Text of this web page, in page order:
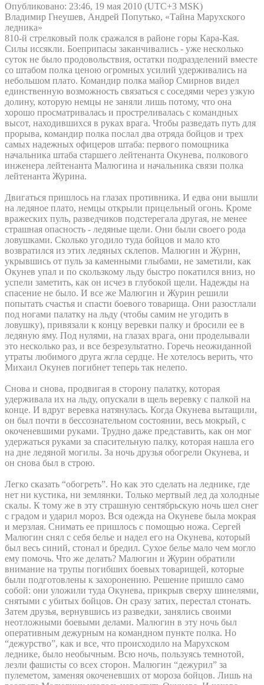
Опубликовано: 23:46, 19 мая 2010 (UTC+3 MSK)
Владимир Гнеушев, Андрей Попутько, «Тайна Марухского
ледника»
810-й стрелковый полк сражался в районе горы Кара-Кая.
Силы иссякли. Боеприпасы заканчивались - уже несколько
суток не было продовольствия, остатки подразделений вместе
со штабом полка ценою огромных усилий удерживались на
небольшом плато. Командир полка майор Смирнов видел
единственную возможность связаться с соседями через узкую
долину, которую немцы не заняли лишь потому, что она
хорошо просматривалась и простреливалась с командных
высот, находившихся в руках врага. Чтобы разведать путь для
прорыва, командир полка послал два отряда бойцов и трех
самых надежных офицеров штаба: первого помощника
начальника штаба старшего лейтенанта Окунева, полкового
инженера лейтенанта Малюгина и начальника связи полка
лейтенанта Журина.
Двигаться пришлось на глазах противника. И едва они вышли
на ледяное плато, немцы открыли прицельный огонь. Кроме
вражеских пуль, разведчиков подстерегала другая, не менее
страшная опасность - ледяные щели. Они были своего рода
ловушками. Сколько угодило туда бойцов и мало кто
возвратился из этих ледяных склепов. Малюгин и Журнн,
укрывшись от пуль за каменными глыбами, не заметили, как
Окунев упал и по скользкому льду быстро покатился вниз, но
успели заметить, как он исчез в глубокой щели. Надежды на
спасение не было. И все же Малюгин и Журин решили
попытать счастья и спасти боевого товарища. Они разостлали
под ногами палатку на льду (чтобы самим не угодить в
ловушку), привязали к концу веревки палку и бросили ее в
ледяную яму. Под нулями, на глазах врага, они проделывали
это несколько раз, и все безрезультатно. Горечь неожиданной
утраты любимого друга жгла сердце. Не хотелось верить, что
Михаил Окунев погибнет теперь так нелепо.
Снова и снова, продвигая в сторону палатку, которая
удерживала их на льду, опускали в щель веревку с палкой на
конце. И вдруг веревка натянулась. Когда Окунева вытащили,
он был почти в бессознательном состоянии, весь мокрый, с
окоченевшими руками. Трудно даже представить, как он мог
удержаться руками за спасительную палку, которая нашла его
на дне ледяной могилы. За ночь друзья обогрели Окунева, и
он снова был в строю.
Легко сказать “обогреть”. Но как это сделать на леднике, где
нет ни кустика, ни землянки. Только мертвый лед да холодные
скалы. К тому же в эту страшную сентябрьскую ночь шел снег
с градом и ударил мороз. Вся одежда на Окуневе была мокрая
и мерзлая. Снимать ее пришлось с помощью ножа. Сергей
Малюгин снял с себя белье и надел его на Окунева, который
был весь синий, стонал и бредил. Сухое белье мало чем могло
ему помочь. Что же делать? Малюгин и Журин обратили
внимание на трупы погибших боевых товарищей, которые
были подготовлены к захоронению. Решение пришло само
собой: они уложили туда Окунева, прикрыв сверху шинелями,
снятыми с убитых бойцов. Он сразу затих, перестал стонать.
Затем друзья, вернувшись из разведки, занялись своими
неотложными боевыми делами. Малюгин в эту ночь был
оперативным дежурным на командном пункте полка. Но
“дежурство”, как и все, что происходило на Марухском
леднике, было необычным. Всю ночь, пользуясь темнотой,
лезли фашисты со всех сторон. Малюгин “дежурил” за
пулеметом, заменяя окоченевших от мороза бойцов. Лишь на